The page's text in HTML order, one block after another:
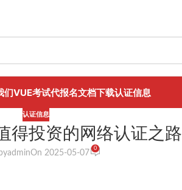
们VUE考试代报名文档下载认证信息
认证信息
得投资的网络认证之路
adminOn 2025-05-07
0